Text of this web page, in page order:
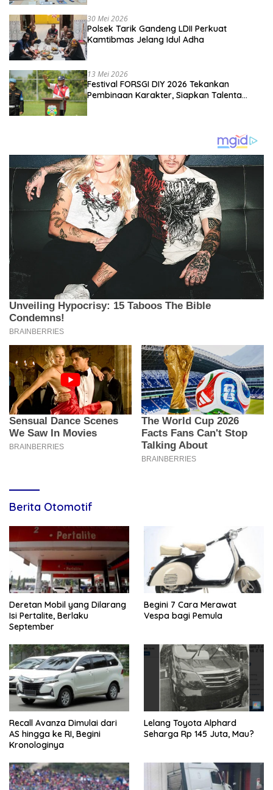
30 Mei 2026
Polsek Tarik Gandeng LDII Perkuat
Kamtibmas Jelang Idul Adha
13 Mei 2026
Festival FORSGI DIY 2026 Tekankan
Pembinaan Karakter, Siapkan Talenta
Berita Otomotif
Deretan Mobil yang Dilarang
Isi Pertalite, Berlaku
September
Begini 7 Cara Merawat
Vespa bagi Pemula
Recall Avanza Dimulai dari
AS hingga ke RI, Begini
Kronologinya
Lelang Toyota Alphard
Seharga Rp 145 Juta, Mau?